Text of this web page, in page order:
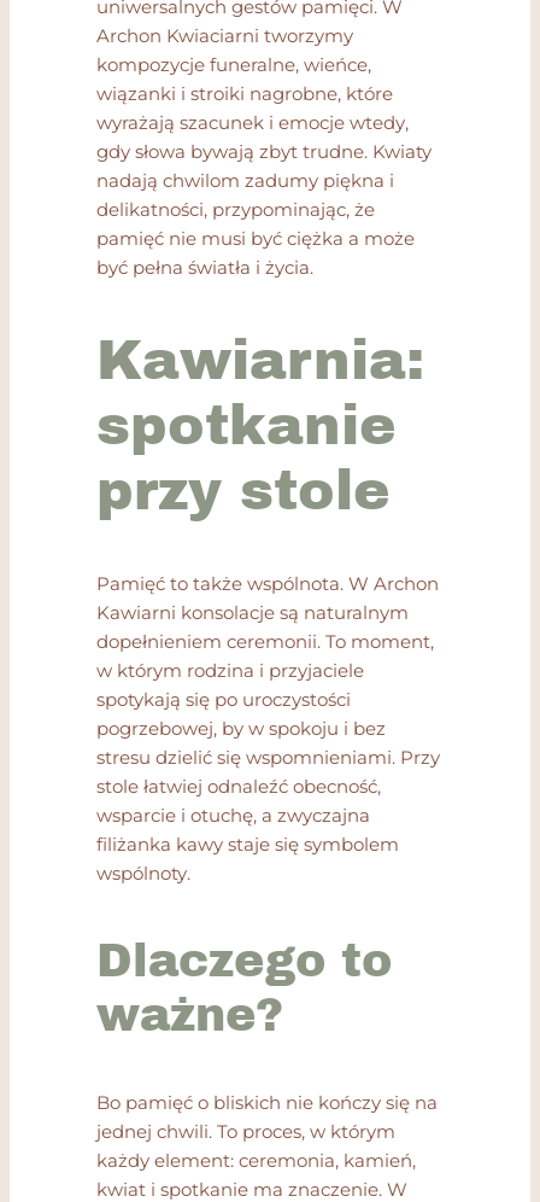
uniwersalnych gestów pamięci. W
Archon Kwiaciarni tworzymy
kompozycje funeralne, wieńce,
wiązanki i stroiki nagrobne, które
wyrażają szacunek i emocje wtedy,
gdy słowa bywają zbyt trudne. Kwiaty
nadają chwilom zadumy piękna i
delikatności, przypominając, że
pamięć nie musi być ciężka a może
być pełna światła i życia.
Kawiarnia:
spotkanie
przy stole
Pamięć to także wspólnota. W Archon
Kawiarni konsolacje są naturalnym
dopełnieniem ceremonii. To moment,
w którym rodzina i przyjaciele
spotykają się po uroczystości
pogrzebowej, by w spokoju i bez
stresu dzielić się wspomnieniami. Przy
stole łatwiej odnaleźć obecność,
wsparcie i otuchę, a zwyczajna
filiżanka kawy staje się symbolem
wspólnoty.
Dlaczego to
ważne?
Bo pamięć o bliskich nie kończy się na
jednej chwili. To proces, w którym
każdy element: ceremonia, kamień,
kwiat i spotkanie ma znaczenie. W